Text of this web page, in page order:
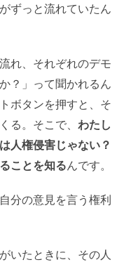
ずっと流れていたん
れ、それぞれのデモ
？」って聞かれるん
ボタンを押すと、そ
る。そこで、 わたし
人権侵害じゃない？
ことを知るんです。
分の意見を言う権利
いたときに、その人